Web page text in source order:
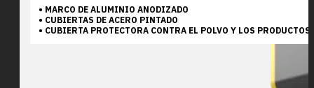
• MARCO DE ALUMINIO ANODIZADO
• CUBIERTAS DE ACERO PINTADO
• CUBIERTA PROTECTORA CONTRA EL POLVO Y LOS